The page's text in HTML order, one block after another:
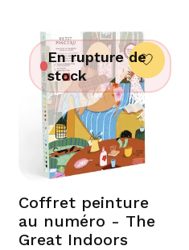
En rupture de
stock
Coffret peinture
au numéro - The
Great Indoors